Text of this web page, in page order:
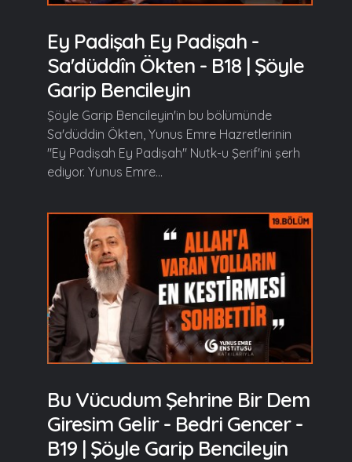
Ey Padişah Ey Padişah -
Sa'düddîn Ökten - B18 | Şöyle
Garip Bencileyin
Şöyle Garip Bencileyin'in bu bölümünde
Sa'düddin Ökten, Yunus Emre Hazretlerinin
"Ey Padişah Ey Padişah" Nutk-u Şerif'ini şerh
ediyor. Yunus Emre...
Bu Vücudum Şehrine Bir Dem
Giresim Gelir - Bedri Gencer -
B19 | Şöyle Garip Bencileyin